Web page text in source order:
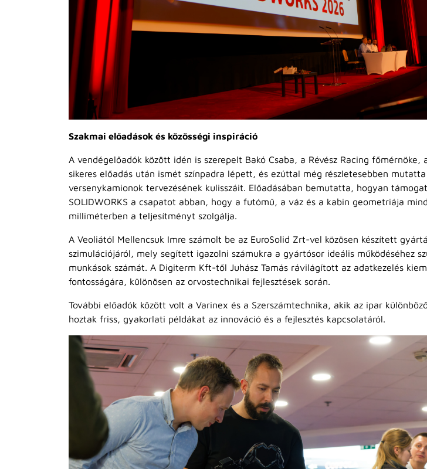
Szakmai előadások és közösségi inspiráció
A vendégelőadók között idén is szerepelt Bakó Csaba, a Révész Racing főmérnöke,
sikeres előadás után ismét színpadra lépett, és ezúttal még részletesebben
versenykamionok tervezésének kulisszáit. Előadásában bemutatta, hogyan
SOLIDWORKS a csapatot abban, hogy a futómű, a váz és a kabin geometriája
milliméterben a teljesítményt szolgálja.
A Veoliától Mellencsuk Imre számolt be az EuroSolid Zrt-vel közösen készített
szimulációjáról, mely segített igazolni számukra a gyártósor ideális működéséhez
munkások számát. A Digiterm Kft-től Juhász Tamás rávilágított az adatkezelés
fontosságára, különösen az orvostechnikai fejlesztések során.
További előadók között volt a Varinex és a Szerszámtechnika, akik az ipar
hoztak friss, gyakorlati példákat az innováció és a fejlesztés kapcsolatáról.